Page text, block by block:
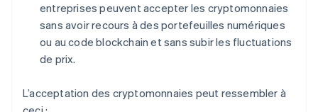
entreprises peuvent accepter les cryptomonnaies
sans avoir recours à des portefeuilles numériques
ou au code blockchain et sans subir les fluctuations
de prix.
L’acceptation des cryptomonnaies peut ressembler à